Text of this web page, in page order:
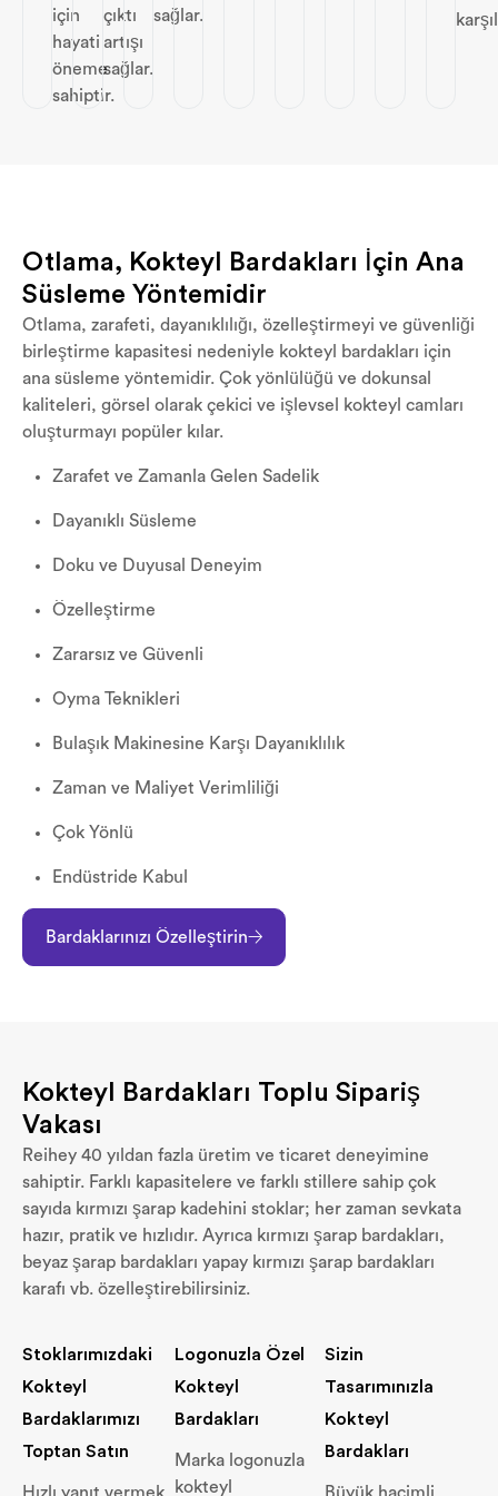
için
hayati
öneme
sahiptir.
çıktı
artışı
sağlar.
sağlar.
Otlama, Kokteyl Bardakları İçin Ana
Süsleme Yöntemidir
Otlama, zarafeti, dayanıklılığı, özelleştirmeyi ve güvenliği
birleştirme kapasitesi nedeniyle kokteyl bardakları için
ana süsleme yöntemidir. Çok yönlülüğü ve dokunsal
kaliteleri, görsel olarak çekici ve işlevsel kokteyl camları
oluşturmayı popüler kılar.
Zarafet ve Zamanla Gelen Sadelik
Dayanıklı Süsleme
Doku ve Duyusal Deneyim
Özelleştirme
Zararsız ve Güvenli
Oyma Teknikleri
Bulaşık Makinesine Karşı Dayanıklılık
Zaman ve Maliyet Verimliliği
Çok Yönlü
Endüstride Kabul
Bardaklarınızı Özelleştirin
Kokteyl Bardakları Toplu Sipariş
Vakası
Reihey 40 yıldan fazla üretim ve ticaret deneyimine
sahiptir. Farklı kapasitelere ve farklı stillere sahip çok
sayıda kırmızı şarap kadehini stoklar; her zaman sevkata
hazır, pratik ve hızlıdır. Ayrıca kırmızı şarap bardakları,
beyaz şarap bardakları yapay kırmızı şarap bardakları
karafı vb. özelleştirebilirsiniz.
Stoklarımızdaki
Kokteyl
Bardaklarımızı
Toptan Satın
Logonuzla Özel
Kokteyl
Bardakları
Marka logonuzla
kokteyl
Sizin
Tasarımınızla
Kokteyl
Bardakları